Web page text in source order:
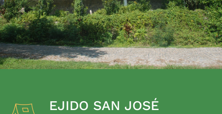
EJIDO SAN JOSÉ